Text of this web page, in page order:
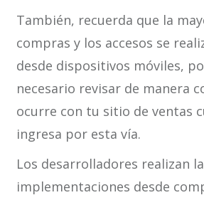
También, recuerda que la
compras y los accesos se
desde dispositivos móviles,
necesario revisar de manera
ocurre con tu sitio de ventas
ingresa por esta vía.
Los desarrolladores realizan
implementaciones desde